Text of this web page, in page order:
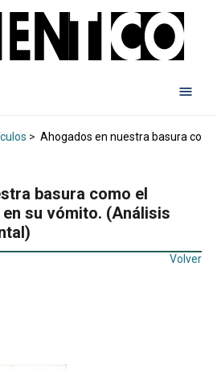
> Ahogados en nuestra basura
basura como el
su vómito. (Análisis
Volver